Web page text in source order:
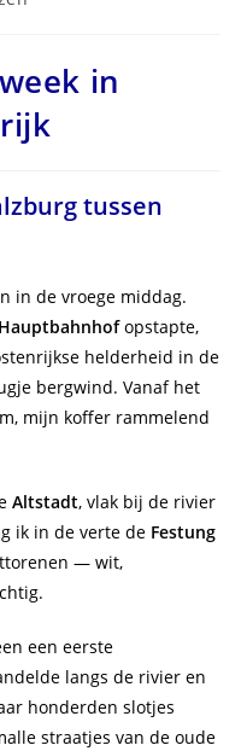
in
tussen
in de vroege middag.
opstapte,
helderheid in de
bergwind. Vanaf het
mijn koffer rammelend
Altstadt, vlak bij de rivier
ik in de verte de Festung
— wit,
een eerste
langs de rivier en
honderden slotjes
straatjes van de oude